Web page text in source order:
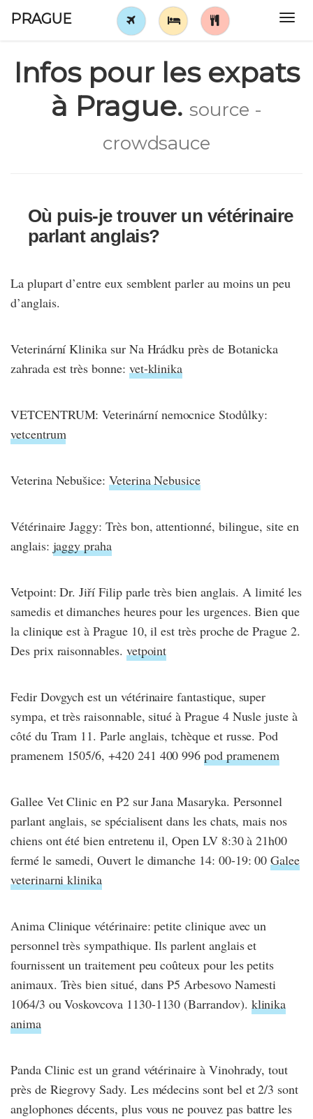
PRAGUE
Infos pour les expats
à Prague. source -
crowdsauce
Où puis-je trouver un vétérinaire
parlant anglais?
La plupart d’entre eux semblent parler au moins un peu
d’anglais.
Veterinární Klinika sur Na Hrádku près de Botanicka
zahrada est très bonne: vet-klinika
VETCENTRUM: Veterinární nemocnice Stodůlky:
vetcentrum
Veterina Nebušice: Veterina Nebusice
Vétérinaire Jaggy: Très bon, attentionné, bilingue, site en
anglais: jaggy praha
Vetpoint: Dr. Jiří Filip parle très bien anglais. A limité les
samedis et dimanches heures pour les urgences. Bien que
la clinique est à Prague 10, il est très proche de Prague 2.
Des prix raisonnables. vetpoint
Fedir Dovgych est un vétérinaire fantastique, super
sympa, et très raisonnable, situé à Prague 4 Nusle juste à
côté du Tram 11. Parle anglais, tchèque et russe. Pod
pramenem 1505/6, +420 241 400 996pod pramenem
Gallee Vet Clinic en P2 sur Jana Masaryka. Personnel
parlant anglais, se spécialisent dans les chats, mais nos
chiens ont été bien entretenu il, Open LV 8:30 à 21h00
fermé le samedi, Ouvert le dimanche 14: 00-19: 00Galee
veterinarni klinika
Anima Clinique vétérinaire: petite clinique avec un
personnel très sympathique. Ils parlent anglais et
fournissent un traitement peu coûteux pour les petits
animaux. Très bien situé, dans P5 Arbesovo Namesti
1064/3 ou Voskovcova 1130-1130 (Barrandov). klinika
anima
Panda Clinic est un grand vétérinaire à Vinohrady, tout
près de Riegrovy Sady. Les médecins sont bel et 2/3 sont
anglophones décents, plus vous ne pouvez pas battre les